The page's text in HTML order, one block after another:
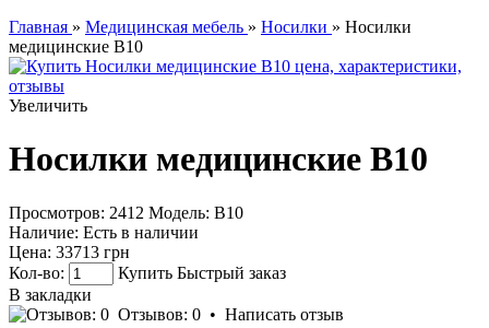
Главная » Медицинская мебель » Носилки » Носилки
медицинские B10
Увеличить
Носилки медицинские B10
Просмотров: 2412 Модель: В10
Наличие: Есть в наличии
Цена: 33713 грн
Кол-во:
Купить Быстрый заказ
В закладки
Отзывов: 0 • Написать отзыв